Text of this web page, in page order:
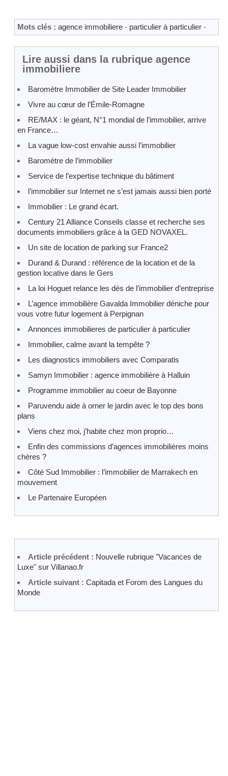
Mots clés : agence immobiliere - particulier à particulier -
Lire aussi dans la rubrique agence
immobiliere
Baromètre Immobilier de Site Leader Immobilier
Vivre au cœur de l’Émile-Romagne
RE/MAX : le géant, N°1 mondial de l’immobilier, arrive
en France…
La vague low-cost envahie aussi l’immobilier
Baromètre de l’immobilier
Service de l’expertise technique du bâtiment
l’immobilier sur Internet ne s’est jamais aussi bien porté
Immobilier : Le grand écart.
Century 21 Alliance Conseils classe et recherche ses
documents immobiliers grâce à la GED NOVAXEL.
Un site de location de parking sur France2
Durand & Durand : référence de la location et de la
gestion locative dans le Gers
La loi Hoguet relance les dés de l’immobilier d’entreprise
L’agence immobilière Gavalda Immobilier déniche pour
vous votre futur logement à Perpignan
Annonces immobilieres de particulier à particulier
Immobilier, calme avant la tempête ?
Les diagnostics immobiliers avec Comparatis
Samyn Immobilier : agence immobilière à Halluin
Programme immobilier au coeur de Bayonne
Paruvendu aide à orner le jardin avec le top des bons
plans
Viens chez moi, j’habite chez mon proprio…
Enfin des commissions d’agences immobilières moins
chères ?
Côté Sud Immobilier : l’immobilier de Marrakech en
mouvement
Le Partenaire Européen
Article précédent : Nouvelle rubrique "Vacances de
Luxe" sur Villanao.fr
Article suivant : Capitada et Forom des Langues du
Monde